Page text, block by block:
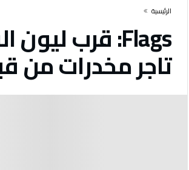
‫الرئيسية‬
Flags: قرب ليون
تاجر مخدرات من